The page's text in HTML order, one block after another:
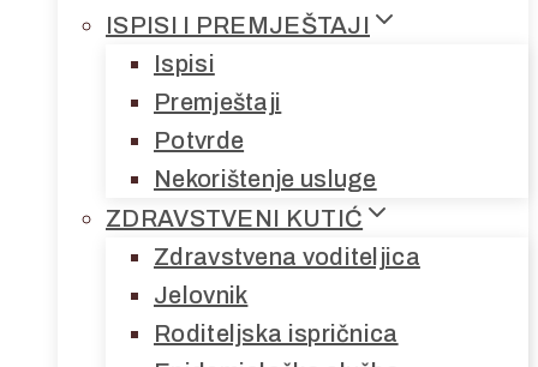
ISPISI I PREMJEŠTAJI
Ispisi
Premještaji
Potvrde
Nekorištenje usluge
ZDRAVSTVENI KUTIĆ
Zdravstvena voditeljica
Jelovnik
Roditeljska ispričnica